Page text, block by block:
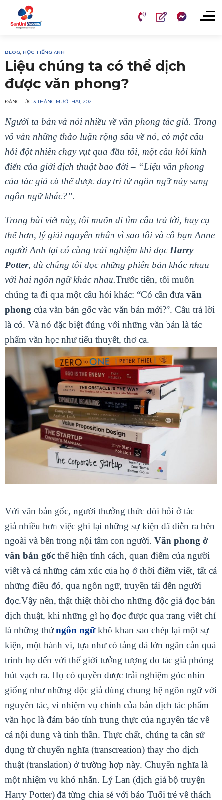
BLOG HỌC TIẾNG ANH
Liệu chúng ta có thể dịch
được văn phong?
ĐĂNG LÚC 3 THÁNG MƯỜI HAI, 2021
Người ta bàn và nói nhiều về văn phong tác giả. Trong
vô vàn những thảo luận rộng sâu về nó, có một câu
hỏi đột nhiên chạy vụt qua đầu tôi, một câu hỏi kinh
điển của giới dịch thuật bao đời – “Liệu văn phong
của tác giả có thể được duy trì từ ngôn ngữ này sang
ngôn ngữ khác?”.
Trong bài viết này, tôi muốn đi tìm câu trả lời, hay cụ
thể hơn, lý giải nguyên nhân vì sao tôi và cô bạn Anne
người Anh lại có cùng trải nghiệm khi đọc Harry
Potter, dù chúng tôi đọc những phiên bản khác nhau
với hai ngôn ngữ khác nhau.Trước tiên, tôi muốn
chúng ta đi qua một câu hỏi khác: “Có cần đưa văn
phong của văn bản gốc vào văn bản mới?”. Câu trả lời
là có. Và nó đặc biệt đúng với những văn bản là tác
phẩm văn học như tiểu thuyết, thơ ca.
Với văn bản gốc, người thưởng thức đòi hỏi ở tác
giả nhiều hơn việc ghi lại những sự kiện đã diễn ra bên
ngoài và bên trong nội tâm con người. Văn phong ở
văn bản gốc thể hiện tính cách, quan điểm của người
viết và cả những cảm xúc của họ ở thời điểm viết, tất cả
những điều đó, qua ngôn ngữ, truyền tải đến người
đọc.Vậy nên, thật thiệt thòi cho những độc giả đọc bản
dịch thuật, khi những gì họ đọc được qua trang viết chỉ
là những thứngôn ngữkhô khan sao chép lại một sự
kiện, một hành vi, tựa như có tảng đá lớn ngăn cản quá
trình họ đến với thế giới tưởng tượng do tác giả phóng
bút vạch ra. Họ có quyền được trải nghiệm góc nhìn
giống như những độc giả dùng chung hệ ngôn ngữ với
nguyên tác, vì nhiệm vụ chính của bản dịch tác phẩm
văn học là đảm bảo tính trung thực của nguyên tác về
cả nội dung và tinh thần. Thực chất, chúng ta cần sử
dụng từ chuyển nghĩa (transcreation) thay cho dịch
thuật (translation) ở trường hợp này. Chuyển nghĩa là
một nhiệm vụ khó nhằn. Lý Lan (dịch giả bộ truyện
Harry Potter) đã từng chia sẻ với báo Tuổi trẻ về thách